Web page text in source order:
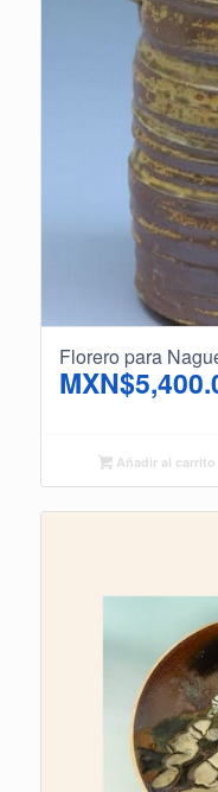
Florero para
MXN$
Añadir al carrito